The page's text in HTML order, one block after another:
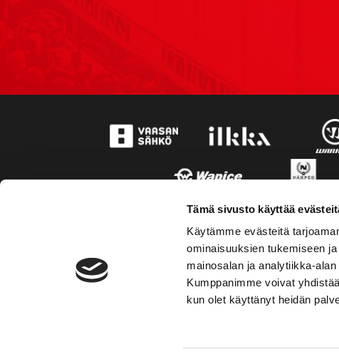
Tämä sivusto käyttää
Käytämme evästeitä
ominaisuuksien tukemiseen
mainosalan ja analytiikka-
Kumppanimme voivat
kun olet käyttänyt heidän